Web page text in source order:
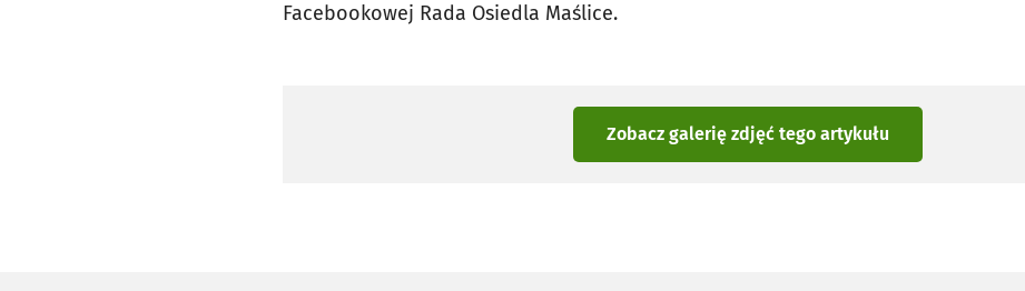
Facebookowej Rada Osiedla Maślice.
Zobacz galerię zdjęć tego artykułu